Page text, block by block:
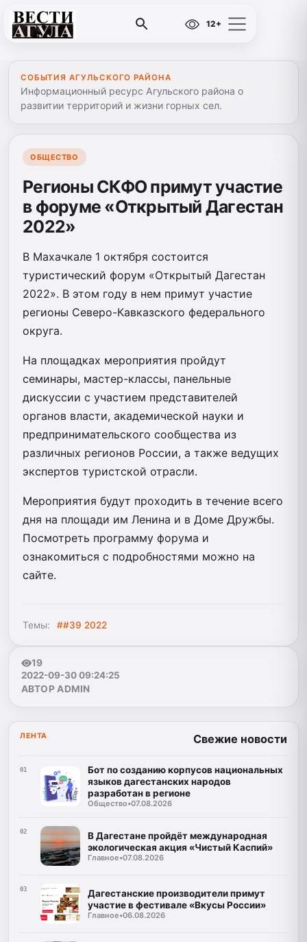
12+
СОБЫТИЯ АГУЛЬСКОГО РАЙОНА
Информационный ресурс Агульского района о
развитии территорий и жизни горных сел.
ОБЩЕСТВО
Регионы СКФО примут участие
в форуме «Открытый Дагестан
2022»
В Махачкале 1 октября состоится
туристический форум «Открытый Дагестан
2022». В этом году в нем примут участие
регионы Северо-Кавказского федерального
округа.
На площадках мероприятия пройдут
семинары, мастер-классы, панельные
дискуссии с участием представителей
органов власти, академической науки и
предпринимательского сообщества из
различных регионов России, а также ведущих
экспертов туристской отрасли.
Мероприятия будут проходить в течение всего
дня на площади им Ленина и в Доме Дружбы.
Посмотреть программу форума и
ознакомиться с подробностями можно на
сайте.
Темы: ##39 2022
19
2022-09-30 09:24:25
АВТОР ADMIN
ЛЕНТА Свежие новости
01
Бот по созданию корпусов национальных
языков дагестанских народов
разработан в регионе
Общество•07.08.2026
02
В Дагестане пройдёт международная
экологическая акция «Чистый Каспий»
Главное•07.08.2026
03
Дагестанские производители примут
участие в фестивале «Вкусы России»
Главное•06.08.2026